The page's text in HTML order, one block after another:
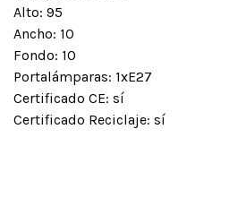
Alto: 95
Ancho: 10
Fondo: 10
Portalámparas: 1xE27
Certificado CE: sí
Certificado Reciclaje: sí